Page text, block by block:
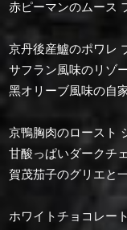
赤ピーマンのムース
京丹後産鱸のポワレ
サフラン風味のリゾ
⿊オリーブ風味の⾃
京鴨胸肉のロースト
甘酸っぱいダークチ
賀茂茄子のグリエと
ホワイトチョコレー